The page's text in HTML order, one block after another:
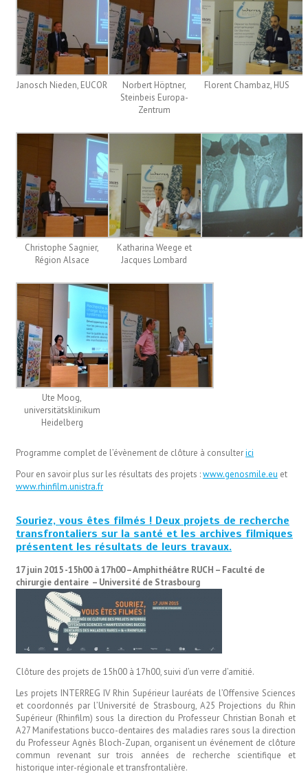
Janosch Nieden, EUCOR
Norbert Höptner,
Steinbeis Europa-
Zentrum
Florent Chambaz, HUS
Christophe Sagnier,
Région Alsace
Katharina Weege et
Jacques Lombard
Ute Moog,
universitätsklinikum
Heidelberg
Programme complet de l’évènement de clôture à consulterici
Pour en savoir plus sur les résultats des projets :www.genosmile.eu et
www.rhinfilm.unistra.fr
Souriez, vous êtes filmés ! Deux projets de recherche
transfrontaliers sur la santé et les archives filmiques
présentent les résultats de leurs travaux.
17 juin 2015 -15h00 à 17h00 – Amphithéâtre RUCH – Faculté de
chirurgie dentaire – Université de Strasbourg
Clôture des projets de 15h00 à 17h00, suivi d’un verre d’amitié.
Les projets INTERREG IV Rhin Supérieur lauréats de l’Offensive Sciences
et coordonnés par l’Université de Strasbourg, A25 Projections du Rhin
Supérieur (Rhinfilm) sous la direction du Professeur Christian Bonah et
A27 Manifestations bucco-dentaires des maladies rares sous la direction
du Professeur Agnès Bloch-Zupan, organisent un événement de clôture
commun revenant sur trois années de recherche scientifique et
historique inter-régionale et transfrontalière.